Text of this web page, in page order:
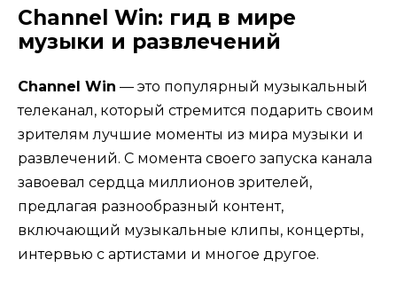
Channel Win: гид в мире
музыки и развлечений
Channel Win — это популярный музыкальный
телеканал, который стремится подарить своим
зрителям лучшие моменты из мира музыки и
развлечений. С момента своего запуска канала
завоевал сердца миллионов зрителей,
предлагая разнообразный контент,
включающий музыкальные клипы, концерты,
интервью с артистами и многое другое.